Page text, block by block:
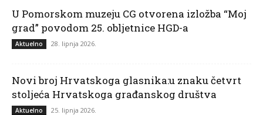
U Pomorskom muzeju CG otvorena izložba “Moj
grad” povodom 25. obljetnice HGD-a
Aktuelno 28. lipnja 2026.
Novi broj Hrvatskoga glasnika:u znaku četvrt
stoljeća Hrvatskoga građanskog društva
Aktuelno 25. lipnja 2026.